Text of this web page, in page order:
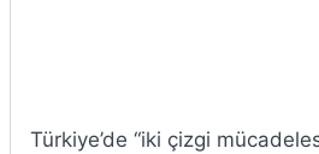
Türkiye’de “iki çizgi